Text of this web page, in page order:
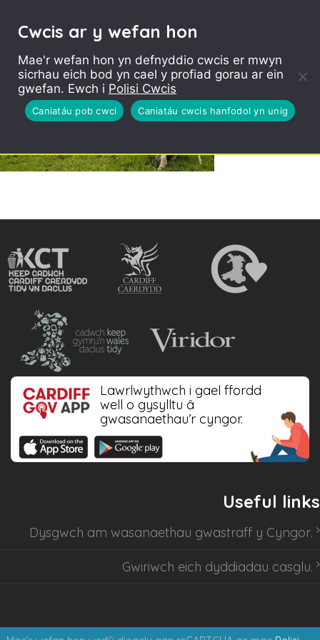
Lawrlwythwch i gael ffordd
well o gysylltu â
gwasanaethau’r cyngor.
Useful links
Dysgwch am wasanaethau gwastraff y Cyngor.
Gwiriwch eich dyddiadau casglu.
Cwcis ar y wefan hon
Mae'r wefan hon yn defnyddio cwcis er mwyn
sicrhau eich bod yn cael y profiad gorau ar ein
gwefan. Ewch i Polisi Cwcis
Caniatáu pob cwci Caniatáu cwcis hanfodol yn unig